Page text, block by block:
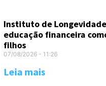
Instituto de
educação financeira
filhos
07/08/2026 11:26
Leia mais